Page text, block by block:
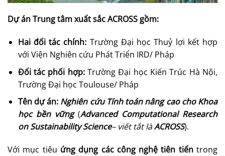
Dự ánTrung tâm xuất sắc ACROSS gồm:
Haiđối tác chính: Trường Đại học Thuỷ lợi kết hợp
với Viện Nghiên cứu Phát Triển IRD/ Pháp
Đốitác phối hợp:Trường Đại học Kiến Trúc Hà Nội,
Trường Đại học Toulouse/ Pháp
Têndự án: Nghiên cứu Tính toán nâng cao cho Khoa
học bền vững(Advanced Computational Research
on Sustainability Science– viết tắt làACROSS).
Với mục tiêu ứng dụng cáccông nghệ tiên tiếntrong